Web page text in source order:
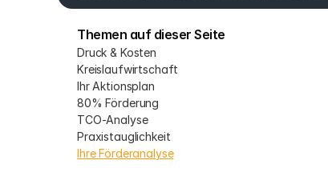
Themen auf dieser Seite
Druck & Kosten
Kreislaufwirtschaft
Ihr Aktionsplan
80% Förderung
TCO-Analyse
Praxistauglichkeit
Ihre Förderanalyse